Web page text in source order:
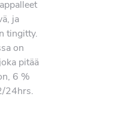
ja
tingitty.
on
pitää
6 %
24hrs.